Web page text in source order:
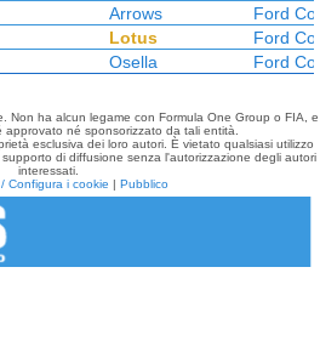
Arrows
Ford
Lotus
Ford
Osella Ford
Non ha alcun legame con Formula One Group o FIA, e
né sponsorizzato da tali entità.
esclusiva dei loro autori. È vietato qualsiasi utilizzo
di diffusione senza l'autorizzazione degli autori
interessati.
Configura i cookie | Pubblico